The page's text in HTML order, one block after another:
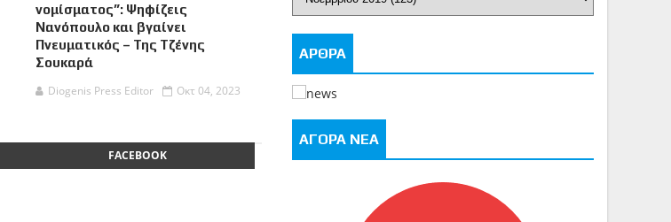
νομίσματος”: Ψηφίζεις
Νανόπουλο και βγαίνει
Πνευματικός – Της Τζένης
Σουκαρά
Diogenis Press Editor
Οκτ 04, 2023
FACEBOOK
ΑΡΘΡΑ
ΑΓΟΡΑ ΝΕΑ